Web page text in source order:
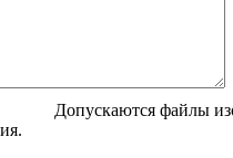
Допускаются файлы